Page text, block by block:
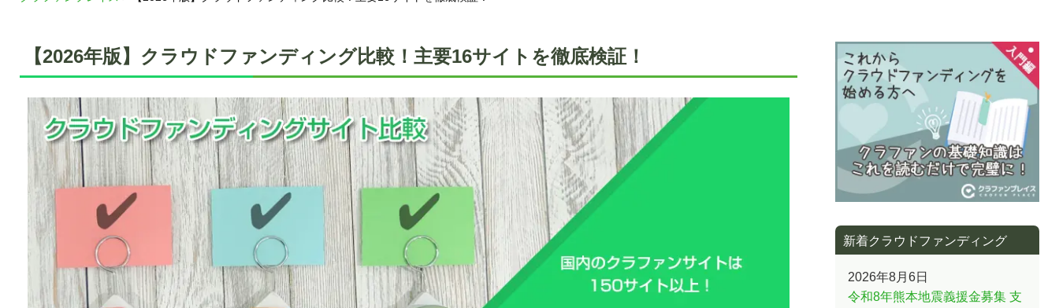
【2026年版】クラウドファンディング比較！主要16サイトを徹底検証！
新着クラウドファンディング
2026年8月6日
令和8年熊本地震義援金募集 支